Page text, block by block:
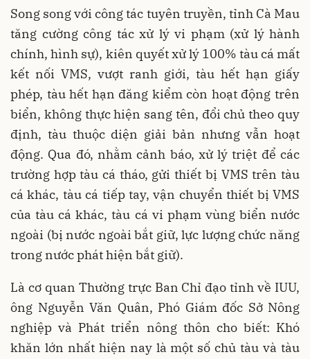
Song song với công tác tuyên truyền, tỉnh Cà Mau
tăng cường công tác xử lý vi phạm (xử lý hành
chính, hình sự), kiên quyết xử lý 100% tàu cá mất
kết nối VMS, vượt ranh giới, tàu hết hạn giấy
phép, tàu hết hạn đăng kiểm còn hoạt động trên
biển, không thực hiện sang tên, đổi chủ theo quy
định, tàu thuộc diện giải bản nhưng vẫn hoạt
động. Qua đó, nhằm cảnh báo, xử lý triệt để các
trường hợp tàu cá tháo, gửi thiết bị VMS trên tàu
cá khác, tàu cá tiếp tay, vận chuyển thiết bị VMS
của tàu cá khác, tàu cá vi phạm vùng biển nước
ngoài (bị nước ngoài bắt giữ, lực lượng chức năng
trong nước phát hiện bắt giữ).
Là cơ quan Thường trực Ban Chỉ đạo tỉnh về IUU,
ông Nguyễn Văn Quân, Phó Giám đốc Sở Nông
nghiệp và Phát triển nông thôn cho biết: Khó
khăn lớn nhất hiện nay là một số chủ tàu và tàu